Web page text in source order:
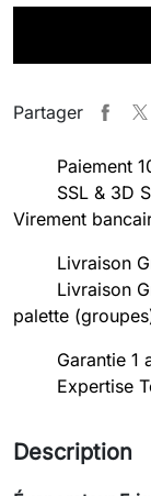
Partager
Paiement
SSL & 3D
Virement
Livraison
Livraison
palette
Garantie 1
Expertise
Description